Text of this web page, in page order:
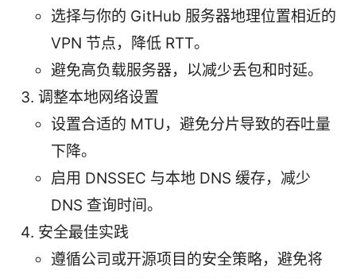
选择与你的 GitHub 服务器地理位置相近的
VPN 节点，降低 RTT。
避免高负载服务器，以减少丢包和时延。
调整本地网络设置
设置合适的 MTU，避免分片导致的吞吐量
下降。
启用 DNSSEC 与本地 DNS 缓存，减少
DNS 查询时间。
安全最佳实践
遵循公司或开源项目的安全策略，避免将